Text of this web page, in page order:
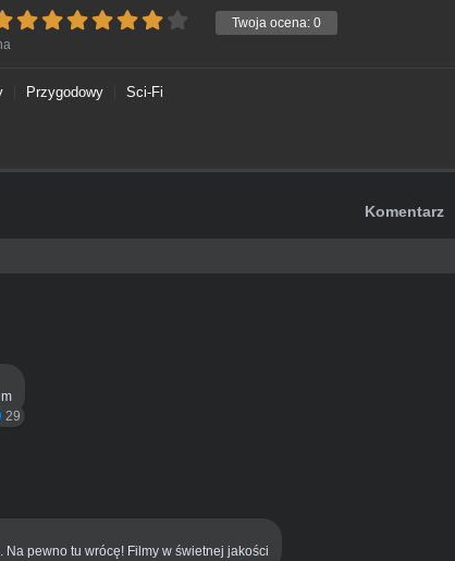
Twoja ocena: 0
Przygodowy Sci-Fi
Komentarz
29
Na pewno tu wrócę! Filmy w świetnej jakości